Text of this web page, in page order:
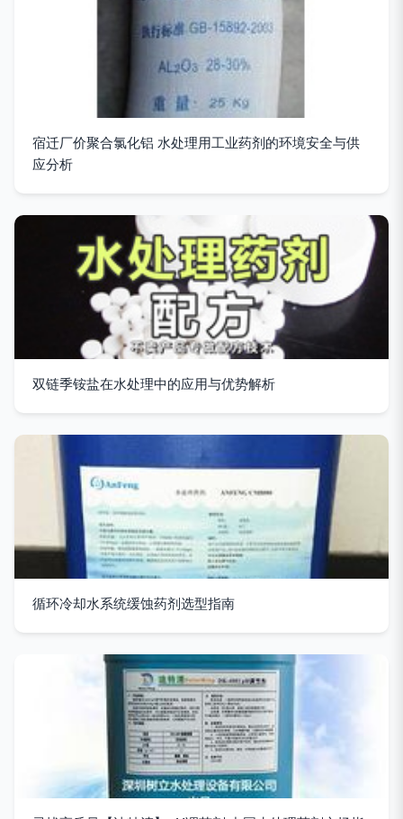
宿迁厂价聚合氯化铝 水处理用工业药剂的环境安全与供
应分析
双链季铵盐在水处理中的应用与优势解析
循环冷却水系统缓蚀药剂选型指南